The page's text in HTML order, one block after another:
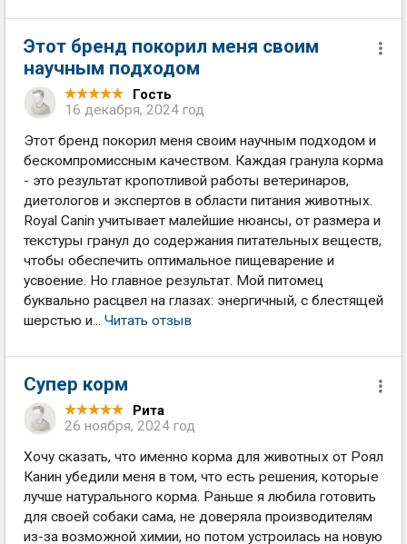
Этот бренд покорил меня своим
научным подходом
Гость
16 декабря, 2024 год
Этот бренд покорил меня своим научным подходом и
бескомпромиссным качеством. Каждая гранула корма
- это результат кропотливой работы ветеринаров,
диетологов и экспертов в области питания животных.
Royal Canin учитывает малейшие нюансы, от размера и
текстуры гранул до содержания питательных веществ,
чтобы обеспечить оптимальное пищеварение и
усвоение. Но главное результат. Мой питомец
буквально расцвел на глазах: энергичный, с блестящей
шерстью и... Читать отзыв
Супер корм
Рита
26 ноября, 2024 год
Хочу сказать, что именно корма для животных от Роял
Канин убедили меня в том, что есть решения, которые
лучше натурального корма. Раньше я любила готовить
для своей собаки сама, не доверяла производителям
из-за возможной химии, но потом устроилась на новую